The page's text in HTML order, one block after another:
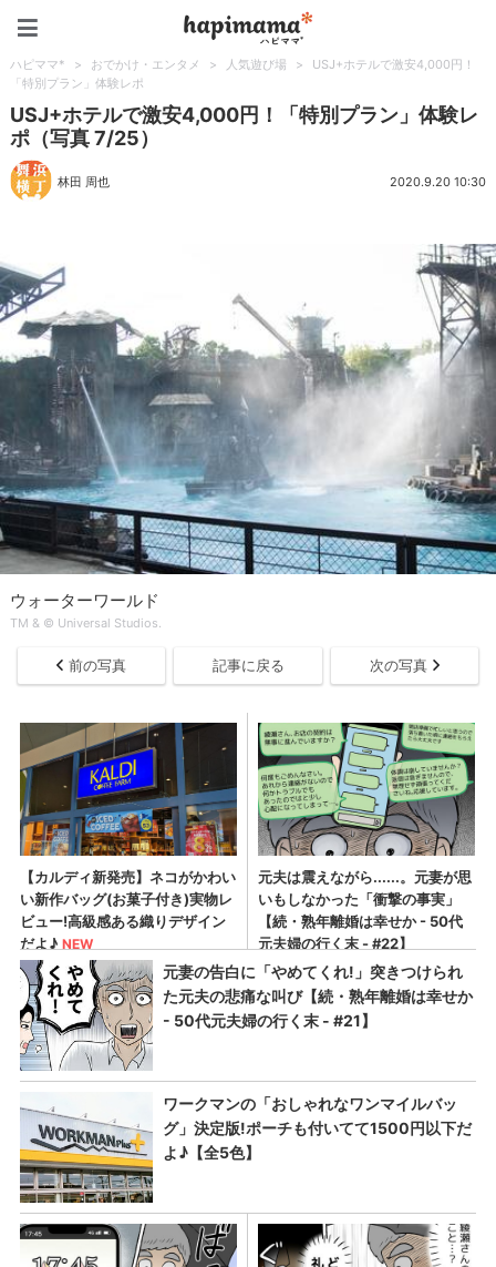
ハピママ* > おでかけ・エンタメ > 人気遊び場 >
USJ+ホテルで激安4,000円！
「特別プラン」体験レポ
USJ+ホテルで激安4,000円！「特別プラン」体験レ
ポ（写真 7/25）
林田 周也 2020.9.20 10:30
ウォーターワールド
TM & © Universal Studios.
前の写真 記事に戻る 次の写真